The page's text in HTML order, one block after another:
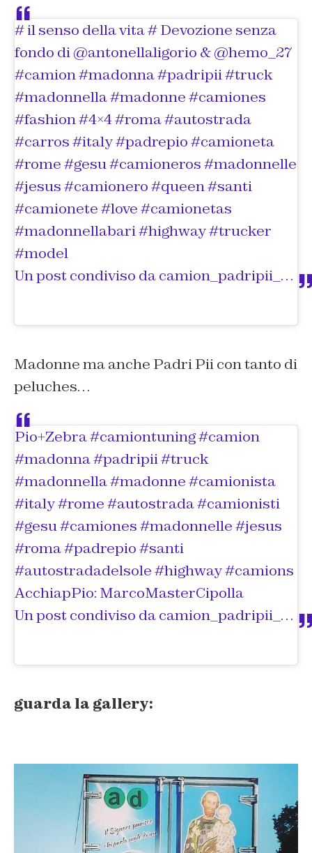
# il senso della vita # Devozione senza
fondo di @antonellaligorio & @hemo_27
#camion #madonna #padripii #truck
#madonnella #madonne #camiones
#fashion #4×4 #roma #autostrada
#carros #italy #padrepio #camioneta
#rome #gesu #camioneros #madonnelle
#jesus #camionero #queen #santi
#camionete #love #camionetas
#madonnellabari #highway #trucker
#model
Un post condiviso dacamion_padripii_e_madonne
Madonne ma anche Padri Pii con tanto di
peluches…
Pio+Zebra #camiontuning #camion
#madonna #padripii #truck
#madonnella #madonne #camionista
#italy #rome #autostrada #camionisti
#gesu #camiones #madonnelle #jesus
#roma #padrepio #santi
#autostradadelsole #highway #camions
AcchiapPio: MarcoMasterCipolla
Un post condiviso dacamion_padripii_e_madonne
guarda la gallery: